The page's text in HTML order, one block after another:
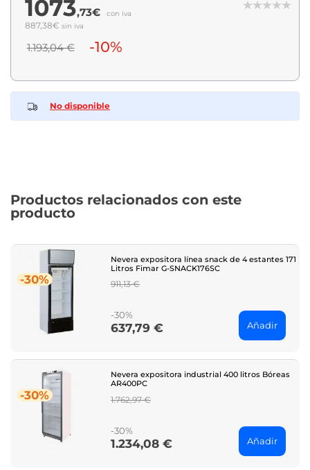
1073,73€ con iva
887,38€ sin iva
1.193,04 € -10%
No disponible
Productos relacionados con este
producto
-30%
Nevera expositora línea snack de 4 estantes 171
Litros Fimar G-SNACK176SC
Regular
911,13 €
-30%
Price
637,79 € Añadir
-30%
Nevera expositora industrial 400 litros Bóreas
AR400PC
Regular
1.762,97 €
-30%
Price
1.234,08 € Añadir